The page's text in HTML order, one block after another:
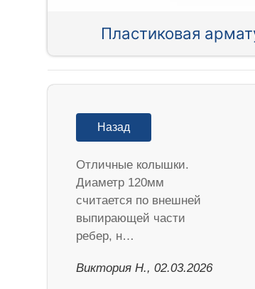
Пластиковая
Назад
Отличные колышки.
Диаметр 120мм
считается по внешней
выпирающей части
ребер, н…
Виктория Н., 02.03.2026